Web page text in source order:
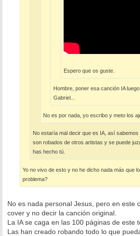
Espero que os guste.
Hombre, poner esa canción IA
Gabriel...
No es por nada, yo escribo y meto los
No estaría mal decir que es IA, así
son robados de otros artistas y se puede
has hecho tú.
Yo no vivo de esto y no he dicho nada más que
problema?
No es nada personal Jesus, pero en este
cover y no decir la canción original.
La IA se caga en las 100 páginas de este
Las han creado robando todo lo que